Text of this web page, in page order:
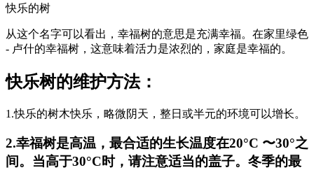
快乐的树
从这个名字可以看出，幸福树的意思是充满幸福。在家里绿色
- 卢什的幸福树，这意味着活力是浓烈的，家庭是幸福的。
快乐树的维护方法：
1.快乐的树木快乐，略微阴天，整日或半元的环境可以增长。
2.幸福树是高温，最合适的生长温度在20°C 〜30°之
间。当高于30°C时，请注意适当的盖子。冬季的最